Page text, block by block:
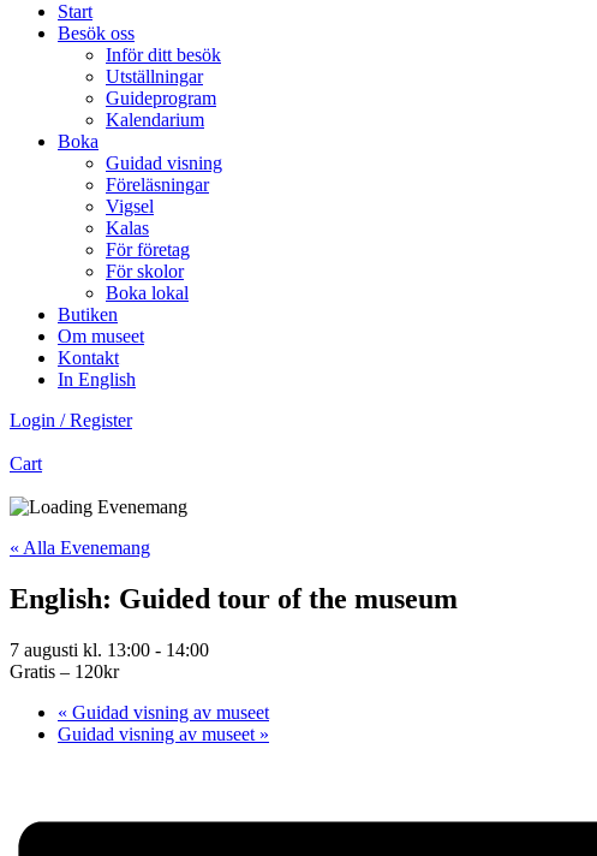
Start
Besök oss
Inför ditt besök
Utställningar
Guideprogram
Kalendarium
Boka
Guidad visning
Föreläsningar
Vigsel
Kalas
För företag
För skolor
Boka lokal
Butiken
Om museet
Kontakt
In English
Login / Register
Cart
« Alla Evenemang
English: Guided tour of the museum
7 augusti kl. 13:00 - 14:00
Gratis – 120kr
« Guidad visning av museet
Guidad visning av museet »